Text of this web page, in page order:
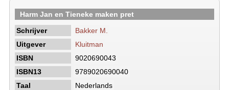
Harm Jan en Tieneke maken pret
Schrijver
Bakker M.
Uitgever
Kluitman
ISBN
9020690043
ISBN13
9789020690040
Taal
Nederlands